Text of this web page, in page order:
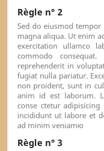
Règle n° 2
Sed do eiusmod
magna aliqua. Ut enim
exercitation ullamco
commodo
reprehenderit in
fugiat nulla pariatur.
non proident, sunt in
anim id est laborum.
conse ctetur
incididunt ut labore et
ad minim veniamю
Règle n° 3